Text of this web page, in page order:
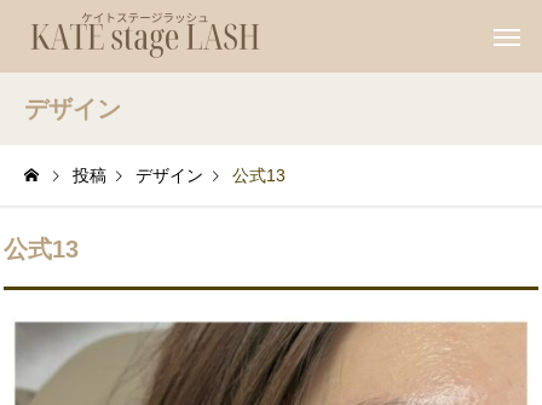
デザイン
投稿 デザイン 公式13
公式13